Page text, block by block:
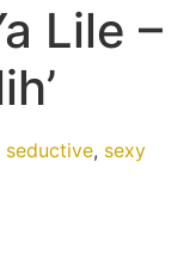
Lile –
seductive, sexy